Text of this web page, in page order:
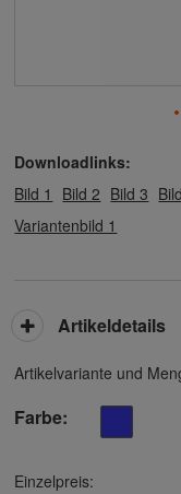
Downloadlinks:
Bild 1
Bild 2 Bild 3
Variantenbild 1
Artikelvariante und
Farbe
Einzelpreis:
Artikeldetails